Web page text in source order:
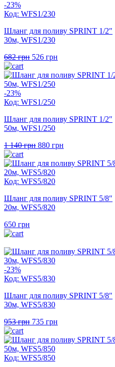
-23%
Код: WFS1/230
Шланг для поливу SPRINT 1/2″
30м, WFS1/230
682грн Оригінальна
682 грн.
526 грн
526 грн.
-23%
Код: WFS1/250
Шланг для поливу SPRINT 1/2″
50м, WFS1/250
1 140грн Оригінальна
1
140 грн.
880 грн
880 грн.
Код: WFS5/820
Шланг для поливу SPRINT 5/8″
20м, WFS5/820
650 грн
-23%
Код: WFS5/830
Шланг для поливу SPRINT 5/8″
30м, WFS5/830
953грн Оригінальна
953 грн.
735 грн
735 грн.
Код: WFS5/850